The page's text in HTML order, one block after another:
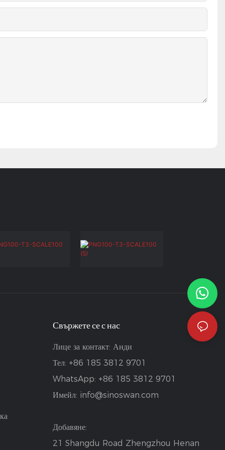
Свържете се с нас
Лице за контакт: Анди
Тел: +86 185 3812 9701
WhatsApp: +86 185 3812 9701
Имейл: info@sinoswan.com
Добавяне:
21 Shangdu Road Zhengzhou Henan